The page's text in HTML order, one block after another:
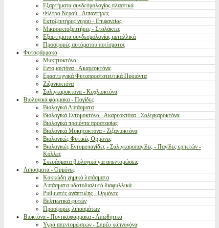
Εξαρτήματα συνδεσμολογίας πλαστικά
Φίλτρα Νερού - Λιπαντήρες
Εκτοξευτήρες νερού - Επιφανείας
Μικροεκτοξευτήρες - Σταλάκτες
Εξαρτήματα συνδεσμολογίας μεταλλικά
Προσφορές αυτόματου ποτίσματος
Φυτοφάρμακα
Μυκητοκτόνα
Εντομοκτόνα - Ακαρεοκτόνα
Ερασιτεχνικά Φυτοπροστατευτικά Προιόντα
Ζιζανιοκτόνα
Σαλιγκαροκτόνα - Κοχλιοκτόνα
Βιολογικά φάρμακα - Παγίδες
Βιολογικά Λιπάσματα
Βιολογικά Εντομοκτόνα - Ακαρεοκτόνα - Σαλιγκαροκτόνα
Βιολογικά προιόντα προστασίας
Βιολογικά Μυκητοκτόνα - Ζιζανιοκτόνα
Βιολογικές Φυτικές Ορμόνες
Βιολογικές Εντομοπαγίδες - Σαλιγκαροπαγίδες - Παγίδες ερπετών -
Κόλλες
Σκευάσματα βιολογικά για απεντομώσεις
Λιπάσματα - Ορμόνες
Κοκκώδη χημικά λιπάσματα
Λιπάσματα υδατοδιαλυτά διαφυλλικά
Ρυθμιστές ανάπτυξης - Ορμόνες
Βελτιωτικά φυτών
Προσφορές λιπασμάτων
Βιοκτόνα - Ποντικοφάρμακα - Απωθητικά
Υγρά απεντομώσεων - Σπρέυ καπνογόνα